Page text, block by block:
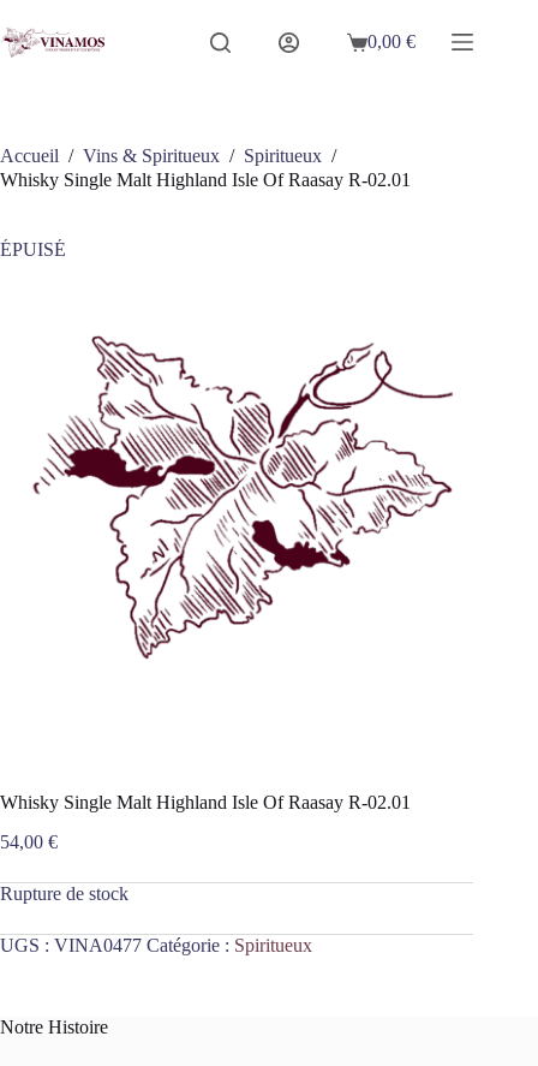
au
contenu
Panier
0,00€
Accueil / Vins & Spiritueux / Spiritueux /
Whisky Single Malt Highland Isle Of Raasay R-02.01
ÉPUISÉ
Whisky Single Malt Highland Isle Of Raasay R-02.01
54,00 €
Rupture de stock
UGS : VINA0477 Catégorie : Spiritueux
Notre Histoire